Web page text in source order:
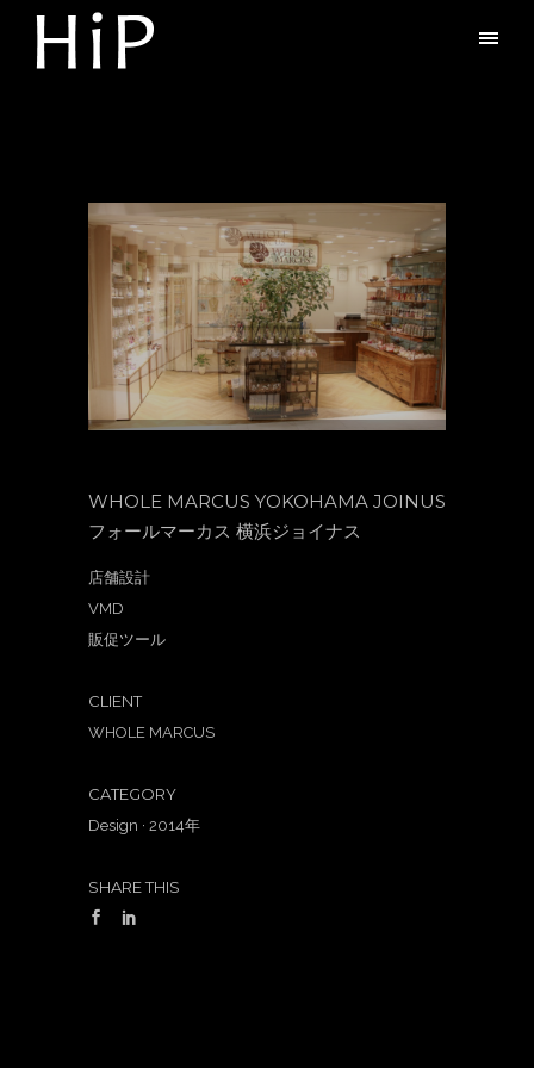
WHOLE MARCUS YOKOHAMA JOINUS
フォールマーカス 横浜ジョイナス
店舗設計
VMD
販促ツール
CLIENT
WHOLE MARCUS
CATEGORY
Design · 2014年
SHARE THIS